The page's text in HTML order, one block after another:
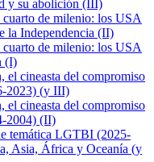
y su abolición (III)
de milenio: los USA
la Independencia (II)
de milenio: los USA
(I)
el cineasta del compromiso
2023) (y III)
el cineasta del compromiso
2004) (II)
temática LGTBI (2025-
Asia, África y Oceanía (y